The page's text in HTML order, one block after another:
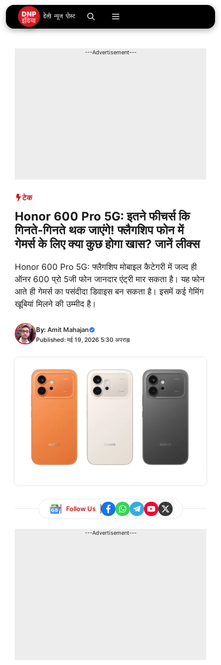
Skip
to
content
Menu
---Advertisement---
टेक
Honor 600 Pro 5G: इतने फीचर्स कि
गिनते-गिनते थक जाएंगे! फ्लैगशिप फोन में
गेमर्स के लिए क्या कुछ होगा खास? जानें लीक्स
Honor 600 Pro 5G: फ्लैगशिप मोबाइल कैटेगरी में जल्द ही
ऑनर 600 प्रो 5जी फोन जानदार एंट्री मार सकता है। यह फोन
आते ही गेमर्स का पसंदीदा डिवाइस बन सकता है। इसमें कई गेमिंग
खूबियां मिलने की उम्मीद है।
By: Amit Mahajan
Published: मई 19, 2026 5:30 अपराह्न
Follow Us
---Advertisement---